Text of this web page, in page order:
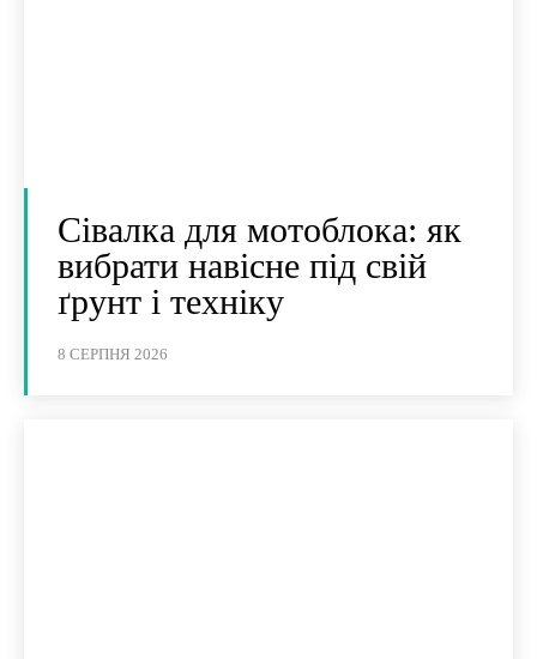
Сівалка для мотоблока: як
вибрати навісне під свій
ґрунт і техніку
8 СЕРПНЯ 2026